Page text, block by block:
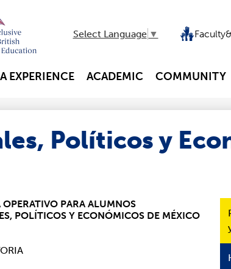
EXPERIENCE ACADEMIC COMMUNITY
Top
Header
Select Language ▼
Políticos y
PARA ALUMNOS
POLÍTICOS Y ECONÓMICOS DE MÉXICO